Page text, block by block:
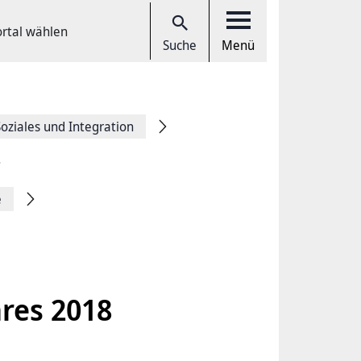
wählen
Suche Menü
und Integration
2018